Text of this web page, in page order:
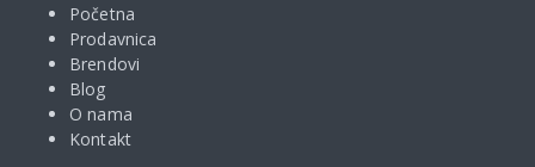
Početna
Prodavnica
Brendovi
Blog
O nama
Kontakt